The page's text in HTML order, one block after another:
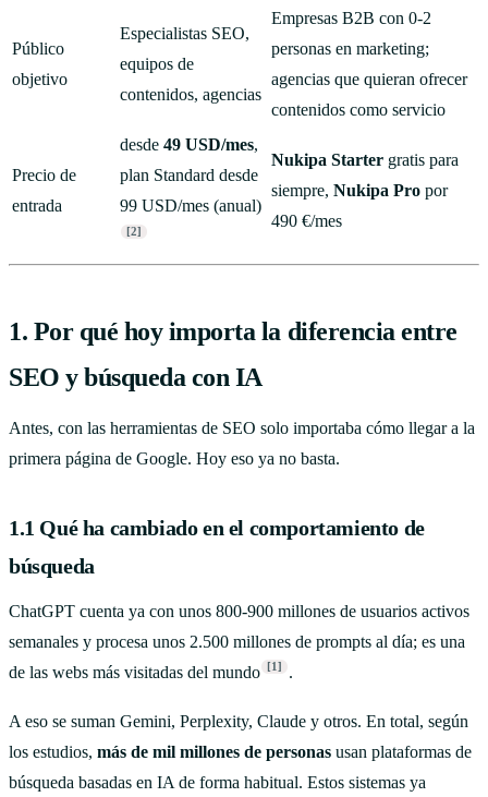
Público
objetivo
Especialistas SEO,
equipos de
contenidos, agencias
Empresas B2B con 0-2
personas en marketing;
agencias que quieran ofrecer
contenidos como servicio
Precio de
entrada
desde 49 USD/mes,
plan Standard desde
99 USD/mes (anual)
[2]
Nukipa Starter gratis para
siempre, Nukipa Pro por
490 €/mes
1. Por qué hoy importa la diferencia entre
SEO y búsqueda con IA
Antes, con las herramientas de SEO solo importaba cómo llegar a la
primera página de Google. Hoy eso ya no basta.
1.1 Qué ha cambiado en el comportamiento de
búsqueda
ChatGPT cuenta ya con unos 800-900 millones de usuarios activos
semanales y procesa unos 2.500 millones de prompts al día; es una
de las webs más visitadas del mundo
[1] .
A eso se suman Gemini, Perplexity, Claude y otros. En total, según
los estudios, más de mil millones de personas usan plataformas de
búsqueda basadas en IA de forma habitual. Estos sistemas ya